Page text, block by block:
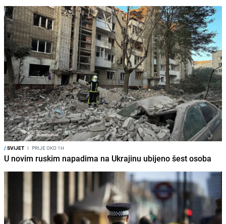
/SVIJET I PRIJE OKO 1H
U novim ruskim napadima na Ukrajinu ubijeno šest osoba